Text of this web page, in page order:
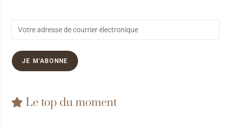
Le top du moment